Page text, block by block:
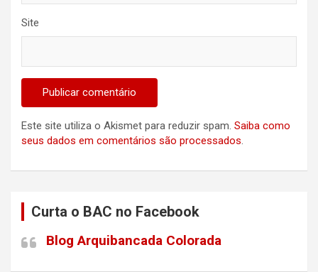
Site
Este site utiliza o Akismet para reduzir spam. Saiba como
seus dados em comentários são processados.
Curta o BAC no Facebook
Blog Arquibancada Colorada